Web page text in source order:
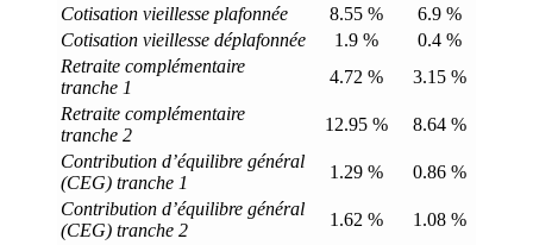
Cotisation vieillesse plafonnée
8.55 %
6.9 %
Cotisation vieillesse déplafonnée
1.9 %
0.4 %
Retraite complémentaire
tranche 1
4.72 %
3.15 %
Retraite complémentaire
tranche 2
12.95 %
8.64 %
Contribution d’équilibre général
(CEG) tranche 1
1.29 %
0.86 %
Contribution d’équilibre général
(CEG) tranche 2
1.62 %
1.08 %